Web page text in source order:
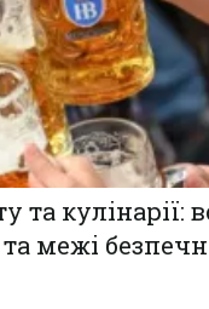
та кулінарії:
межі